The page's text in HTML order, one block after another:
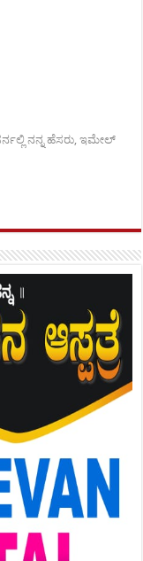
ನನ್ನ ಹೆಸರು, ಇಮೇಲ್